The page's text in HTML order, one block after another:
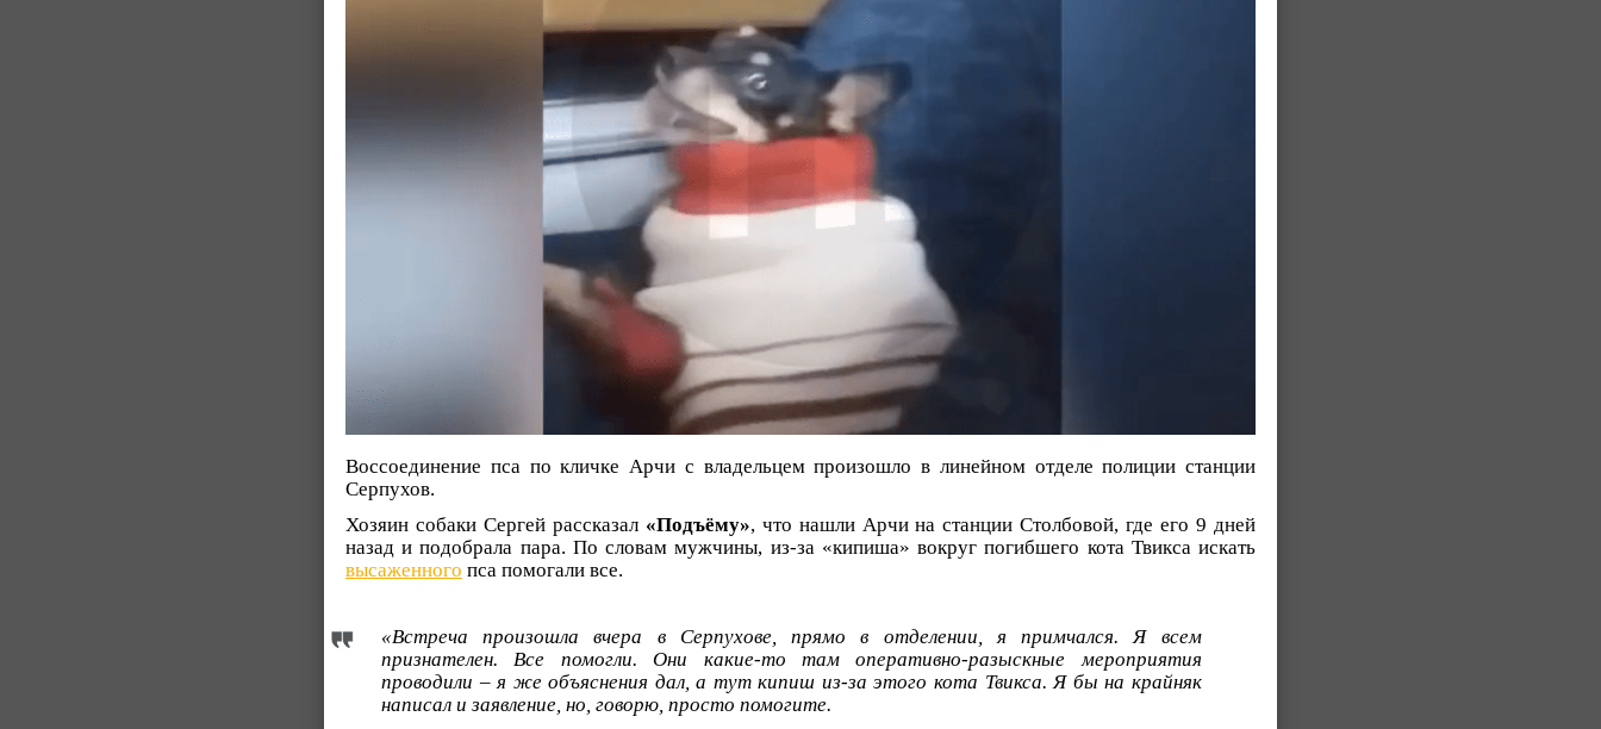
Воссоединение пса по кличке Арчи с владельцем произошло в линейном отделе полиции станции
Серпухов.
Хозяин собаки Сергей рассказал «Подъёму», что нашли Арчи на станции Столбовой, где его 9 дней
назад и подобрала пара. По словам мужчины, из-за «кипиша» вокруг погибшего кота Твикса искать
высаженного пса помогали все.
«Встреча произошла вчера в Серпухове, прямо в отделении, я примчался. Я всем
признателен. Все помогли. Они какие-то там оперативно-разыскные мероприятия
проводили – я же объяснения дал, а тут кипиш из-за этого кота Твикса. Я бы на крайняк
написал и заявление, но, говорю, просто помогите.